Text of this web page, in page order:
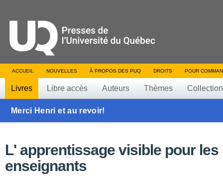
ACCUEIL NOUVELLES À PROPOS DES PUQ DROITS POUR
Livres Libre accès Auteurs Thèmes
Merci Henri et au revoir!
L' apprentissage visible pour les
enseignants